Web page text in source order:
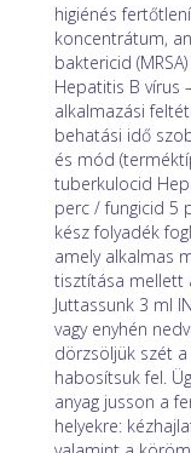
higiénés
koncentrátum,
baktericid
Hepatitis B vírus
alkalmazási
behatási idő
és mód
tuberkulocid
perc / fungicid 5
kész folyadék
amely alkalmas
tisztítása mellett
Juttassunk 3 ml
vagy enyhén
dörzsöljük szét
habosítsuk fel.
anyag jusson a
helyekre: